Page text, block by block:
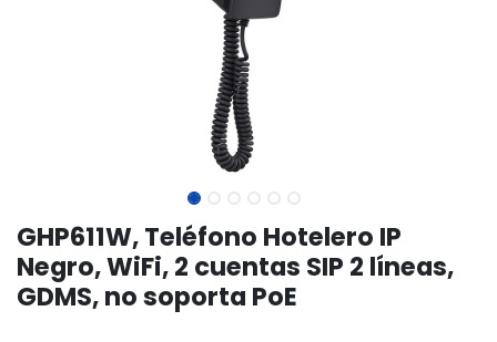
GHP611W, Teléfono Hotelero IP
Negro, WiFi, 2 cuentas SIP 2 líneas,
GDMS, no soporta PoE